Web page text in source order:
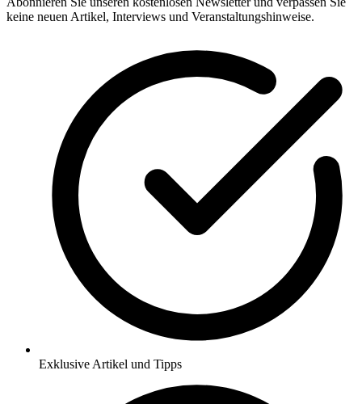
keine neuen Artikel, Interviews und Veranstaltungshinweise.
Exklusive Artikel und Tipps